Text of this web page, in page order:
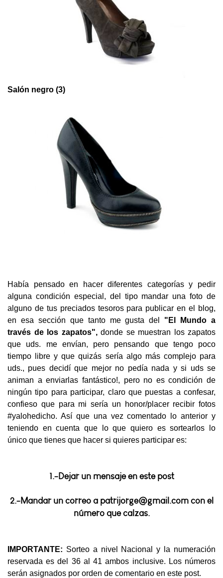
Salón negro (3)
Había pensado en hacer diferentes categorías y pedir
alguna condición especial, del tipo mandar una foto de
alguno de tus preciados tesoros para publicar en el blog,
en esa sección que tanto me gusta del "El Mundo a
través de los zapatos",donde se muestran los zapatos
que uds. me envían, pero pensando que tengo poco
tiempo libre y que quizás sería algo más complejo para
uds., pues decidí que mejor no pedía nada y si uds se
animan a enviarlas fantástico!, pero no es condición de
ningún tipo para participar, claro que puestas a confesar,
confieso que para mi sería un honor/placer recibir fotos
#yalohedicho. Así que una vez comentado lo anterior y
teniendo en cuenta que lo que quiero es sortearlos lo
único que tienes que hacer si quieres participar es:
1.-Dejar un mensaje en este post
2.-Mandar un correo a patrijorge@gmail.com con el
número que calzas.
IMPORTANTE: Sorteo a nivel Nacional y la numeración
reservada es del 36 al 41 ambos inclusive. Los números
serán asignados por orden de comentario en este post.